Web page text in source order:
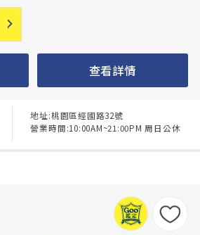
查看詳情
地址:桃園區經國路32號
營業時間:10:00AM~21:00PM 周日公休